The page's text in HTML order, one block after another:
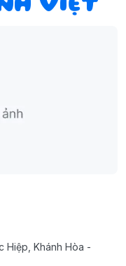
VIỆT
Hiệp, Khánh Hòa -